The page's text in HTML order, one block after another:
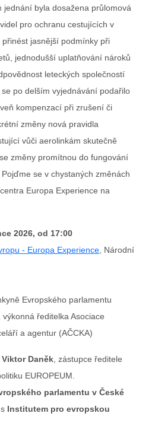
jednání byla dosažena průlomová
pro ochranu cestujících v
jasnější podmínky při
jednodušší uplatňování nároků
leteckých společností
po delším vyjednávání podařilo
kompenzací při zrušení či
změny nová pravidla
vůči aerolinkám skutečně
změny promítnou do fungování
se v chystaných změnách
Europa Experience na
2026, od 17:00
- Europa Experience , Národní
Evropského parlamentu
, výkonná ředitelka Asociace
a agentur (AČCKA)
Viktor Daněk , zástupce ředitele
EUROPEUM.
parlamentu v České
Institutem pro evropskou